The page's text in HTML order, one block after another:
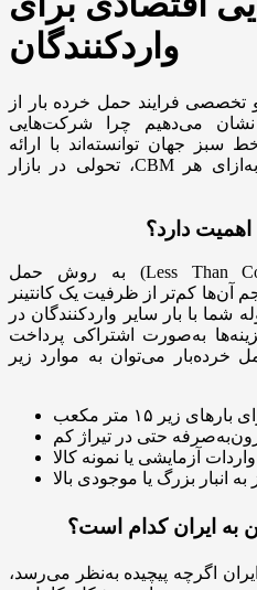
واردکنندگان
تخصصی فرایند حمل خرده ‌بار از
نشان می‌دهیم چرا شرکت‌هایی
جهان توانسته‌اند با ارائه
نرخ‌های رقابتی مانند ۸۰ دلار به‌ازای هر CBM، تحولی در بازار
دارد؟
حمل خرده‌بار (Less Than Container Load) به روش حمل
کم‌تر از ظرفیت یک کانتینر
با بار سایر واردکنندگان در
به‌صورت اشتراکی پرداخت
می‌توان به موارد زیر
زیر ۱۵ متر مکعب
حتی در تیراژ کم
آزمایشی یا نمونه کالا
به انبار بزرگ یا موجودی بالا
به ایران کدام است؟
اگرچه پیچیده به‌نظر می‌رسد،